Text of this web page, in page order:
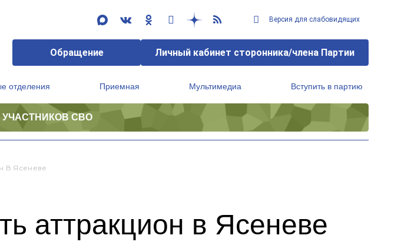
Версия для слабовидящих
Обращение Личный кабинет сторонника/члена Партии
отделения Приемная Мультимедиа Вступить в партию
УЧАСТНИКОВ СВО
В Ясеневе
аттракцион в Ясеневе